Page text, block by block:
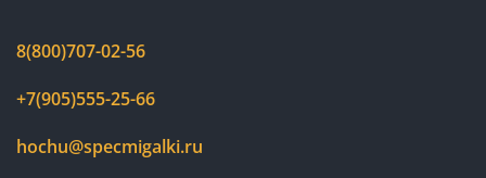
8(800)707-02-56
+7(905)555-25-66
hochu@specmigalki.ru